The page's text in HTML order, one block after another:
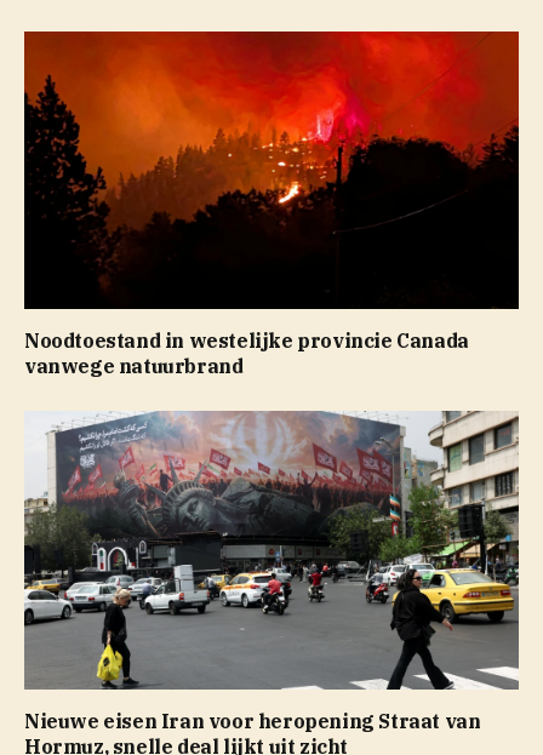
Noodtoestand in westelijke provincie Canada
vanwege natuurbrand
Nieuwe eisen Iran voor heropening Straat van
Hormuz, snelle deal lijkt uit zicht